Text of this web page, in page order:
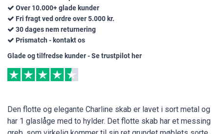
Over 10.000+ glade kunder
Fri fragt ved ordre over 5.000 kr.
30 dages nem returnering
Prismatch - kontakt os
Glade og tilfredse kunder - Se trustpilot her
Den flotte og elegante Charline skab er lavet i sort metal og
har 1 glaslåge med to hylder. Det flotte skab har et messing